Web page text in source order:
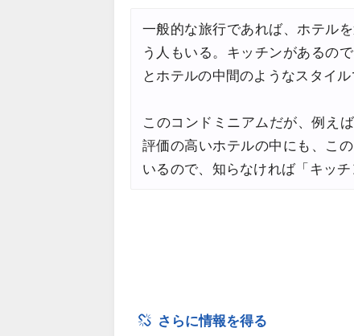
07/22 JTB) 海外ツアー(10代) 最大
07/20 Trip.com) ベトナム旅 最大
一般的な旅行であれば、ホテル
う人もいる。キッチンがあるの
とホテルの中間のようなスタイ
このコンドミニアムだが、例え
評価の高いホテルの中にも、こ
いるので、知らなければ「キッ
さらに情報を得る